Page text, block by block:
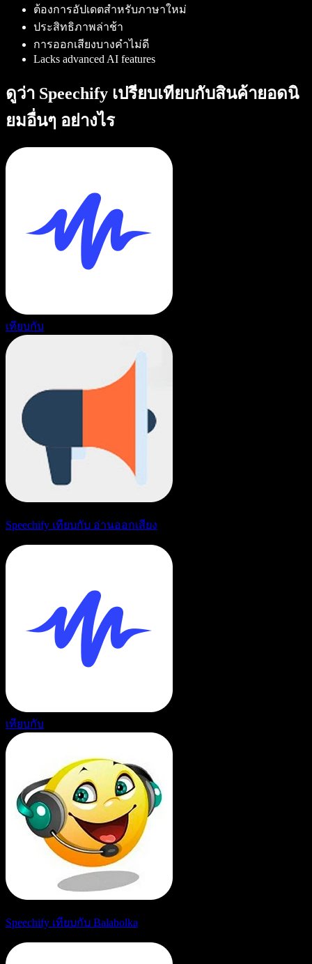
ต้องการอัปเดตสำหรับภาษาใหม่
ประสิทธิภาพล่าช้า
การออกเสียงบางคำไม่ดี
Lacks advanced AI features
ดูว่า Speechify เปรียบเทียบกับสินค้ายอดนิ
ยมอื่นๆ อย่างไร
เทียบกับ
Speechify เทียบกับ อ่านออกเสียง
เทียบกับ
Speechify เทียบกับ Balabolka